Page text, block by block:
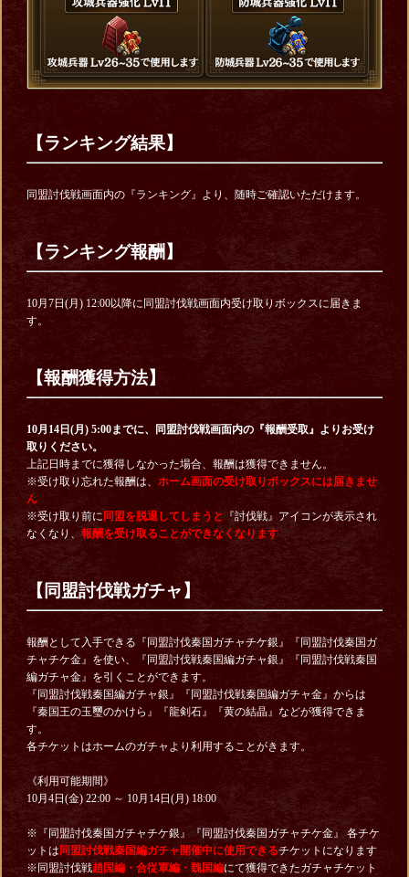
【ランキング結果】
同盟討伐戦画面内の『ランキング』より、随時ご確認いただけます。
【ランキング報酬】
10月7日(月) 12:00以降に同盟討伐戦画面内受け取りボックスに届きま
す。
【報酬獲得方法】
10月14日(月) 5:00までに、同盟討伐戦画面内の『報酬受取』よりお受け
取りください。
上記日時までに獲得しなかった場合、報酬は獲得できません。
※受け取り忘れた報酬は、 ホーム画面の受け取りボックスには届きませ
ん
※受け取り前に 同盟を脱退してしまうと
『討伐戦』アイコンが表示され
なくなり、報酬を受け取ることができなくなります
【同盟討伐戦ガチャ】
報酬として入手できる『同盟討伐秦国ガチャチケ銀』『同盟討伐秦国ガ
チャチケ金』を使い、『同盟討伐戦秦国編ガチャ銀』『同盟討伐戦秦国
編ガチャ金』を引くことができます。
『同盟討伐戦秦国編ガチャ銀』『同盟討伐戦秦国編ガチャ金』からは
『秦国王の玉璽のかけら』『龍剣石』『黄の結晶』などが獲得できま
す。
各チケットはホームのガチャより利用することがきます。
《利用可能期間》
10月4日(金) 22:00 ～ 10月14日(月) 18:00
※『同盟討伐秦国ガチャチケ銀』『同盟討伐秦国ガチャチケ金』 各チケ
ットは 同盟討伐戦秦国編ガチャ開催中に使用できるチケットになります
※同盟討伐戦趙国編・合従軍編・魏国編にて獲得できたガチャチケット